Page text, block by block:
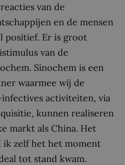
van de
en de mensen
positief. Er is groot
van de
Sinochem is een
waarmee wij de
activiteiten, via
kunnen realiseren
markt als China. Het
ik zelf het het moment
tot stand kwam.